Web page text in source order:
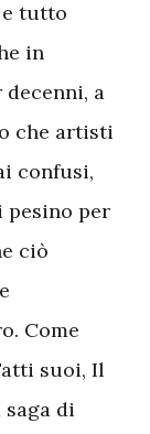
e tutto
in
a
che artisti
confusi,
pesino per
ciò
Come
suoi, Il
di